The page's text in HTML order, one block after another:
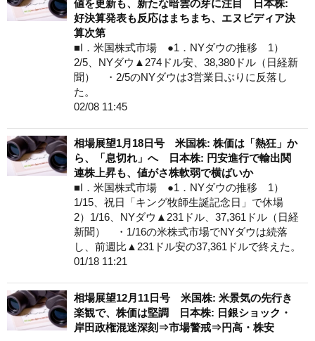
値を更新も、新たな暗雲の芽に注目 日本株:
好決算発表も反応はまちまち、エヌビディア決
算次第
■I．米国株式市場 ●1．NYダウの推移 1）
2/5、NYダウ▲274ドル安、38,380ドル（日経新
聞） ・2/5のNYダウは3営業日ぶりに反落し
た。
02/08 11:45
相場展望1月18日号 米国株: 株価は「熱狂」か
ら、「息切れ」へ 日本株: 円安進行で輸出関
連株上昇も、値がさ株軟弱で横ばいか
■I．米国株式市場 ●1．NYダウの推移 1）
1/15、祝日「キング牧師生誕記念日」で休場
2）1/16、NYダウ▲231ドル、37,361ドル（日経
新聞） ・1/16の米株式市場でNYダウは続落
し、前週比▲231ドル安の37,361ドルで終えた。
01/18 11:21
相場展望12月11日号 米国株: 米景気の先行き
楽観で、株価は堅調 日本株: 日銀ショック・
岸田政権混迷深刻⇒市場警戒⇒円高・株安